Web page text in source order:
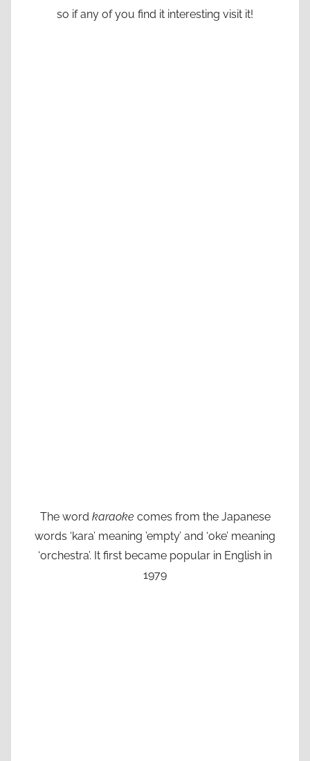
so if any of you find it interesting visit it!
The word karaoke comes from the Japanese
words ‘kara’ meaning ’empty’ and ‘oke’ meaning
‘orchestra’. It first became popular in English in
1979